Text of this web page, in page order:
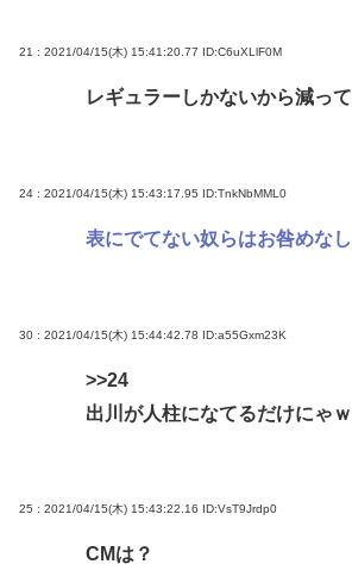
21 : 2021/04/15(木) 15:41:20.77 ID:C6uXLlF0M
レギュラーしかないから減っ
24 : 2021/04/15(木) 15:43:17.95 ID:TnkNbMML0
表にでてない奴らはお咎めな
30 : 2021/04/15(木) 15:44:42.78 ID:a55Gxm23K
>>24
出川が人柱になてるだけにゃｗ
25 : 2021/04/15(木) 15:43:22.16 ID:VsT9Jrdp0
CMは？